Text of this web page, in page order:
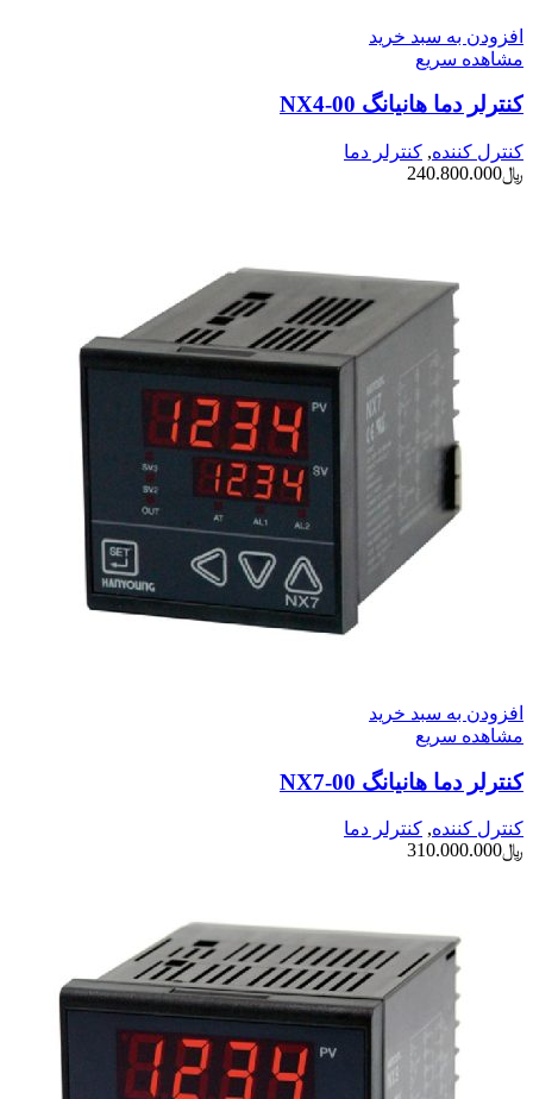
افزودن به سبد خرید
مشاهده سریع
کنترلر دما هانیانگ NX4-00
کنترل کننده, کنترلر دما
﷼240.800.000
افزودن به سبد خرید
مشاهده سریع
کنترلر دما هانیانگ NX7-00
کنترل کننده, کنترلر دما
﷼310.000.000